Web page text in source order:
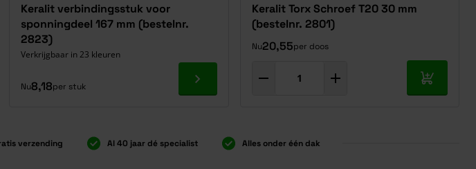
product
Keralit verbindingsstuk voor
sponningdeel 167 mm (bestelnr.
2823)
Verkrijgbaar in 23 kleuren
Nu8,18per stuk Ga naar product
Keralit Torx Schroef T20 30 mm
(bestelnr. 2801)
Nu20,55per doos
In mijn
verzending Al 40 jaar dé specialist Alles onder één dak